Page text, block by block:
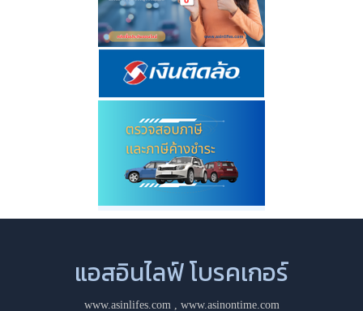
แอสอินไลฟ์ โบรคเกอร์
www.asinlifes.com, www.asinontime.com